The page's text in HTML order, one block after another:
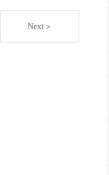
Next＞